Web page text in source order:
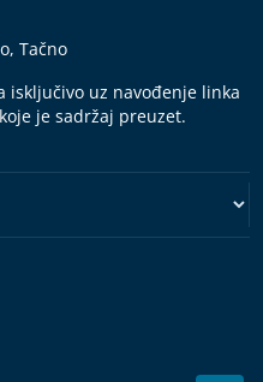
Tačno
isključivo uz navođenje linka
je sadržaj preuzet.